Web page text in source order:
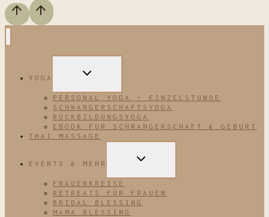
YOGA
UNTERMENÜ
PERSONAL YOGA – EINZELSTUNDE
SCHWANGERSCHAFTSYOGA
RÜCKBILDUNGSYOGA
EBOOK FÜR SCHWANGERSCHAFT & GEBURT
THAI MASSAGE
EVENTS & MEHR
UNTERMENÜ
FRAUENKREISE
RETREATS FÜR FRAUEN
BRIDAL BLESSING
MAMA BLESSING